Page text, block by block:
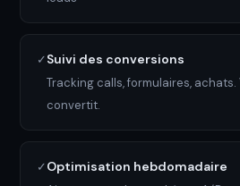
✓Suivi des conversions
Tracking calls, formulaires,
convertit.
✓Optimisation hebdomadaire